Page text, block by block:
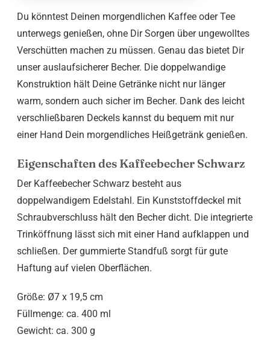
Du könntest Deinen morgendlichen Kaffee oder Tee
unterwegs genießen, ohne Dir Sorgen über ungewolltes
Verschütten machen zu müssen. Genau das bietet Dir
unser auslaufsicherer Becher. Die doppelwandige
Konstruktion hält Deine Getränke nicht nur länger
warm, sondern auch sicher im Becher. Dank des leicht
verschließbaren Deckels kannst du bequem mit nur
einer Hand Dein morgendliches Heißgetränk genießen.
Eigenschaften des Kaffeebecher Schwarz
Der Kaffeebecher Schwarz besteht aus
doppelwandigem Edelstahl. Ein Kunststoffdeckel mit
Schraubverschluss hält den Becher dicht. Die integrierte
Trinköffnung lässt sich mit einer Hand aufklappen und
schließen. Der gummierte Standfuß sorgt für gute
Haftung auf vielen Oberflächen.
Größe: Ø7 x 19,5 cm
Füllmenge: ca. 400 ml
Gewicht: ca. 300 g